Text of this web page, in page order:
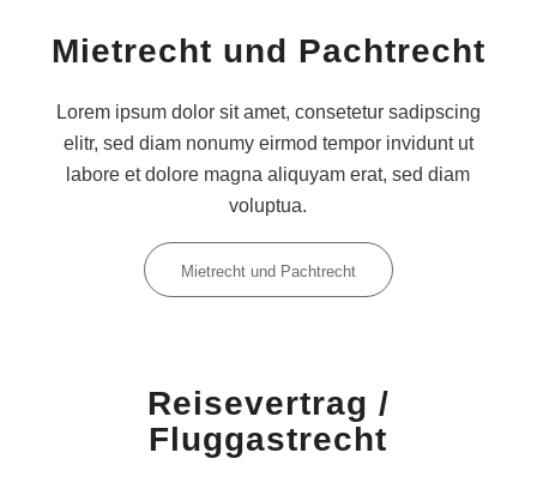
Mietrecht und Pachtrecht
Lorem ipsum dolor sit amet, consetetur sadipscing
elitr, sed diam nonumy eirmod tempor invidunt ut
labore et dolore magna aliquyam erat, sed diam
voluptua.
Mietrecht und Pachtrecht
Reisevertrag /
Fluggastrecht